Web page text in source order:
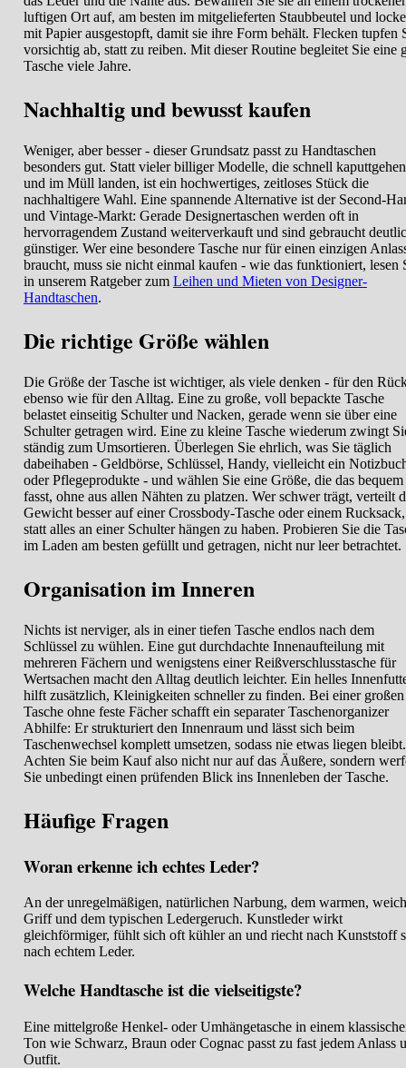
luftigen Ort auf, am besten im mitgelieferten Staubbeutel und
mit Papier ausgestopft, damit sie ihre Form behält. Flecken tupfen
vorsichtig ab, statt zu reiben. Mit dieser Routine begleitet Sie eine
Tasche viele Jahre.
Nachhaltig und bewusst kaufen
Weniger, aber besser - dieser Grundsatz passt zu Handtaschen
besonders gut. Statt vieler billiger Modelle, die schnell kaputtgehen
und im Müll landen, ist ein hochwertiges, zeitloses Stück die
nachhaltigere Wahl. Eine spannende Alternative ist der Second-
und Vintage-Markt: Gerade Designertaschen werden oft in
hervorragendem Zustand weiterverkauft und sind gebraucht
günstiger. Wer eine besondere Tasche nur für einen einzigen
braucht, muss sie nicht einmal kaufen - wie das funktioniert, lesen
in unserem Ratgeber zum Leihen und Mieten von Designer-
Handtaschen.
Die richtige Größe wählen
Die Größe der Tasche ist wichtiger, als viele denken - für den
ebenso wie für den Alltag. Eine zu große, voll bepackte Tasche
belastet einseitig Schulter und Nacken, gerade wenn sie über eine
Schulter getragen wird. Eine zu kleine Tasche wiederum zwingt
ständig zum Umsortieren. Überlegen Sie ehrlich, was Sie täglich
dabeihaben - Geldbörse, Schlüssel, Handy, vielleicht ein
oder Pflegeprodukte - und wählen Sie eine Größe, die das bequem
fasst, ohne aus allen Nähten zu platzen. Wer schwer trägt, verteilt
Gewicht besser auf einer Crossbody-Tasche oder einem Rucksack,
statt alles an einer Schulter hängen zu haben. Probieren Sie die
im Laden am besten gefüllt und getragen, nicht nur leer betrachtet.
Organisation im Inneren
Nichts ist nerviger, als in einer tiefen Tasche endlos nach dem
Schlüssel zu wühlen. Eine gut durchdachte Innenaufteilung mit
mehreren Fächern und wenigstens einer Reißverschlusstasche für
Wertsachen macht den Alltag deutlich leichter. Ein helles
hilft zusätzlich, Kleinigkeiten schneller zu finden. Bei einer großen
Tasche ohne feste Fächer schafft ein separater Taschenorganizer
Abhilfe: Er strukturiert den Innenraum und lässt sich beim
Taschenwechsel komplett umsetzen, sodass nie etwas liegen bleibt.
Achten Sie beim Kauf also nicht nur auf das Äußere, sondern
Sie unbedingt einen prüfenden Blick ins Innenleben der Tasche.
Häufige Fragen
Woran erkenne ich echtes Leder?
An der unregelmäßigen, natürlichen Narbung, dem warmen,
Griff und dem typischen Ledergeruch. Kunstleder wirkt
gleichförmiger, fühlt sich oft kühler an und riecht nach Kunststoff
nach echtem Leder.
Welche Handtasche ist die vielseitigste?
Eine mittelgroße Henkel- oder Umhängetasche in einem
Ton wie Schwarz, Braun oder Cognac passt zu fast jedem Anlass
Outfit.